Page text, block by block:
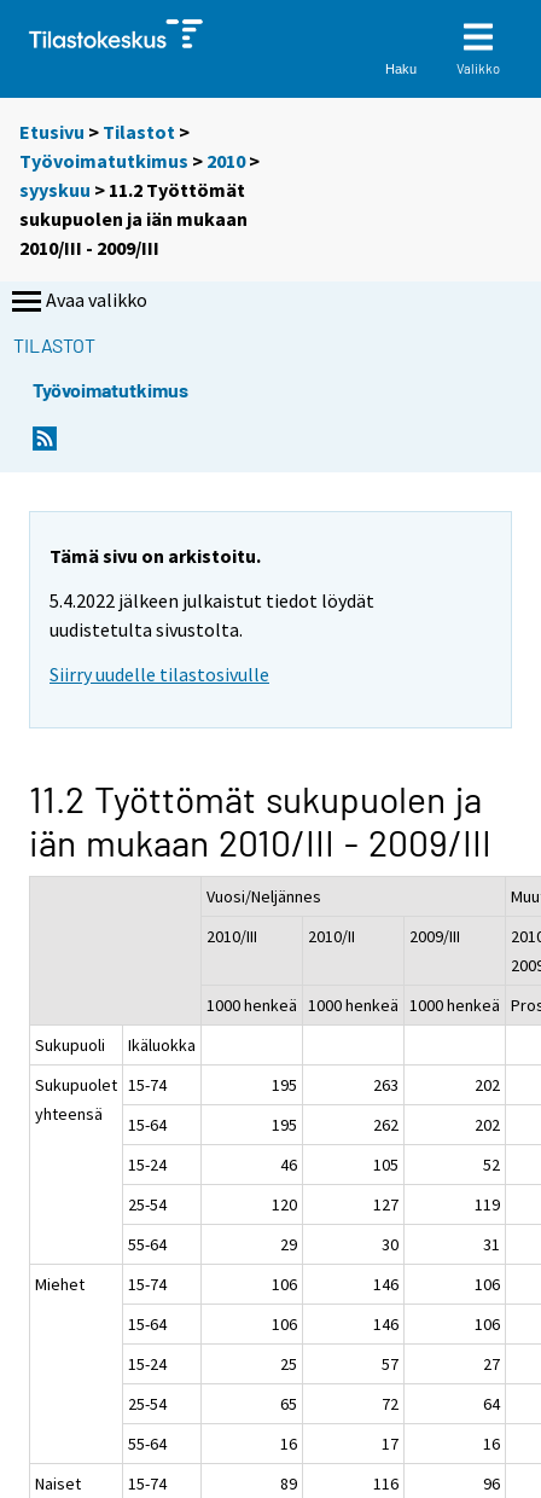
Haku Valikko
Etusivu > Tilastot >
Työvoimatutkimus > 2010>
syyskuu > 11.2 Työttömät
sukupuolen ja iän mukaan
2010/III - 2009/III
Avaa valikko
TILASTOT
Työvoimatutkimus
Tämä sivu on arkistoitu.
5.4.2022 jälkeen julkaistut tiedot löydät
uudistetulta sivustolta.
Siirry uudelle tilastosivulle
11.2 Työttömät sukupuolen ja
iän mukaan 2010/III - 2009/III
Vuosi/Neljännes
2010/III
2010/II 2009/III
1000 henkeä 1000 henkeä 1000 henkeä
Sukupuoli
Ikäluokka
Sukupuolet
yhteensä
15-74 195 263
202
15-64
195 262
202
15-24
46 105
52
25-54
120 127
119
55-64
29 30
31
Miehet
15-74 106 146
106
15-64
106 146
106
15-24
25 57
27
25-54
65 72
64
55-64
16 17
16
Naiset
15-74 89 116
96